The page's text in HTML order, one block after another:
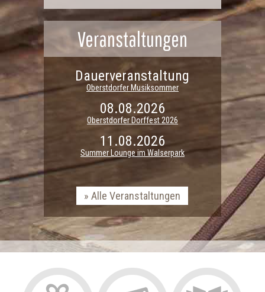
Veranstaltungen
Dauerveranstaltung
Oberstdorfer Musiksommer
08.08.2026
Oberstdorfer Dorffest 2026
11.08.2026
Summer Lounge im Walserpark
Alle Veranstaltungen